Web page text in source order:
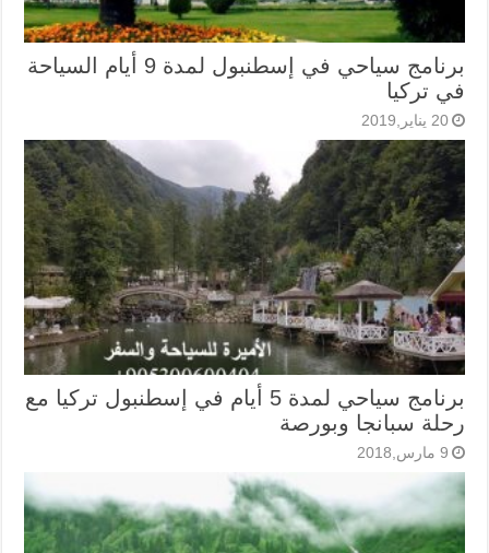
برنامج سياحي في إسطنبول لمدة 9 أيام السياحة
في تركيا
20 يناير,2019
برنامج سياحي لمدة 5 أيام في إسطنبول تركيا مع
رحلة سبانجا وبورصة
9 مارس,2018